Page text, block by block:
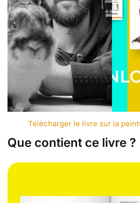
Télécharger le livre sur la
Que contient ce livre ?